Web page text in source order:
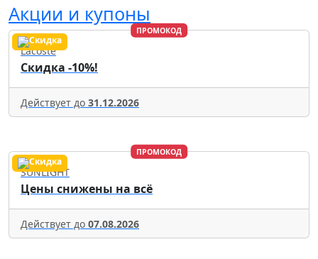
Акции и купоны
ПРОМОКОД
Lacoste
Скидка -10%!
Действует до 31.12.2026
ПРОМОКОД
SUNLIGHT
Цены снижены на всё
Действует до 07.08.2026